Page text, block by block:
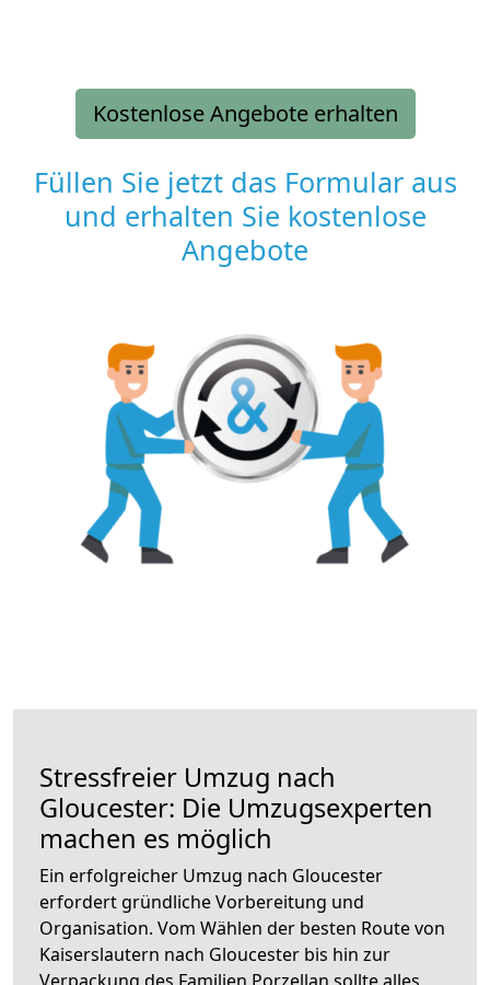
Kostenlose Angebote erhalten
Füllen Sie jetzt das Formular aus
und erhalten Sie kostenlose
Angebote
Stressfreier Umzug nach
Gloucester: Die Umzugsexperten
machen es möglich
Ein erfolgreicher Umzug nach Gloucester
erfordert gründliche Vorbereitung und
Organisation. Vom Wählen der besten Route von
Kaiserslautern nach Gloucester bis hin zur